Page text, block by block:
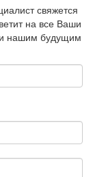
свяжется
на все Ваши
нашим будущим